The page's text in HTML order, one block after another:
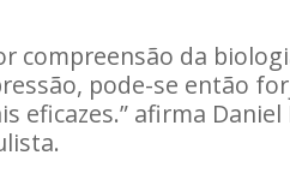
compreensão da
pode-se então
eficazes.” afirma